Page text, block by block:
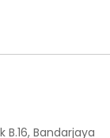
Bandarjaya